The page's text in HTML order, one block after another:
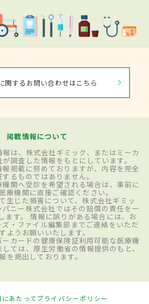
関するお問い合わせはこちら
掲載情報について
は、株式会社ギミック、またはミーカ
調査した情報をもとにしています。
掲載に努めておりますが、内容を完全
するものではありません。
関へ受診を希望される場合は、事前に
療機関に直接ご確認ください。
生じた損害について、株式会社ギミッ
ニー株式会社ではその賠償の責任を一
ます。 情報に誤りがある場合には、お
・ファイル編集部までご連絡をいただ
ようお願いいたします。
カードの健康保険証利用可能な医療機
ては、厚生労働省の情報提供のもと、
を掲出しております。
にあたってプライバシーポリシー